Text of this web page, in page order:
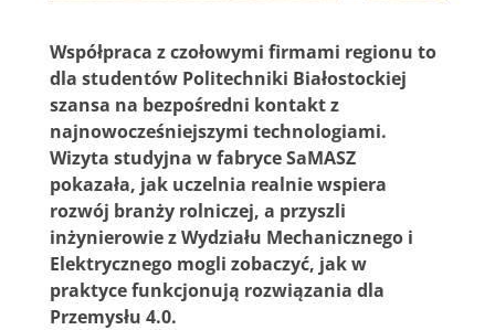
Współpraca z czołowymi firmami regionu to
dla studentów Politechniki Białostockiej
szansa na bezpośredni kontakt z
najnowocześniejszymi technologiami.
Wizyta studyjna w fabryce SaMASZ
pokazała, jak uczelnia realnie wspiera
rozwój branży rolniczej, a przyszli
inżynierowie z Wydziału Mechanicznego i
Elektrycznego mogli zobaczyć, jak w
praktyce funkcjonują rozwiązania dla
Przemysłu 4.0.